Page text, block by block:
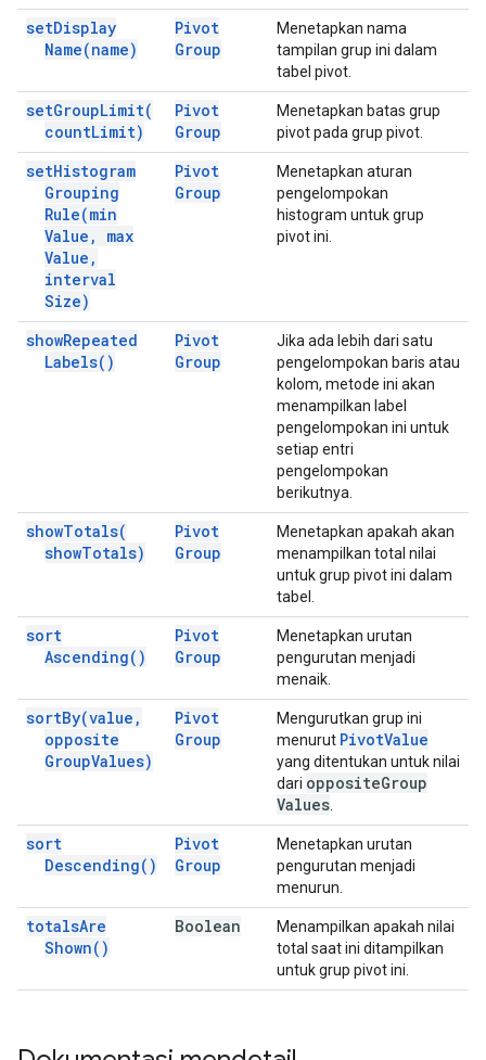
setDisplay
Name(name)
Pivot
Group
Menetapkan nama
tampilan grup ini dalam
tabel pivot.
setGroupLimit(
countLimit)
Pivot
Group
Menetapkan batas grup
pivot pada grup pivot.
setHistogram
Grouping
Rule(min
Value ,
max
Value ,
interval
Size)
Pivot
Group
Menetapkan aturan
pengelompokan
histogram untuk grup
pivot ini.
showRepeated
Labels( )
Pivot
Group
Jika ada lebih dari satu
pengelompokan baris atau
kolom, metode ini akan
menampilkan label
pengelompokan ini untuk
setiap entri
pengelompokan
berikutnya.
showTotals(
showTotals)
Pivot
Group
Menetapkan apakah akan
menampilkan total nilai
untuk grup pivot ini dalam
tabel.
sort
Ascending( )
Pivot
Group
Menetapkan urutan
pengurutan menjadi
menaik.
sortBy(value ,
opposite
GroupValues)
Pivot
Group
Mengurutkan grup ini
menurut PivotValue
yang ditentukan untuk nilai
dari oppositeGroup
Values
sort
Descending( )
Pivot
Group
Menetapkan urutan
pengurutan menjadi
menurun.
totalsAre
Shown( )
Boolean
Menampilkan apakah nilai
total saat ini ditampilkan
untuk grup pivot ini.